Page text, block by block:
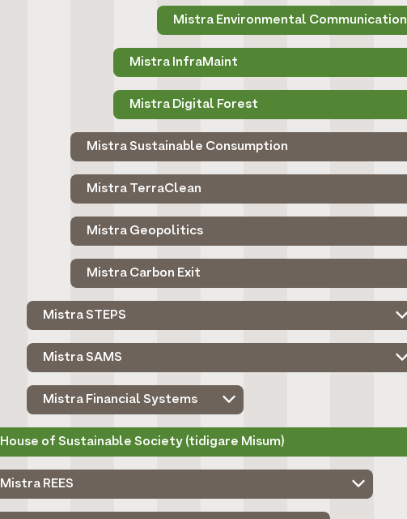
Mistra Environmental Communication
Mistra InfraMaint
Mistra Digital Forest
Mistra Sustainable Consumption
Mistra TerraClean
Mistra Geopolitics
Mistra Carbon Exit
Mistra STEPS
Mistra SAMS
Mistra Financial Systems
House of Sustainable Society (tidigare Misum)
Mistra REES